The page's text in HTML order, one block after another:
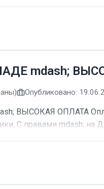
mdash;
Опубликовано:
ВЫСОКАЯ ОПЛАТА
С правами mdash;